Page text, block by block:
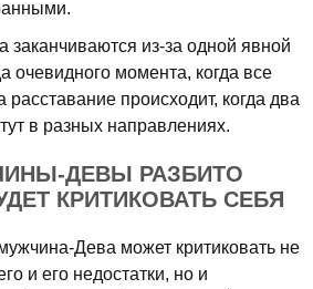
заканчиваются из-за одной явной
очевидного момента, когда все
происходит, когда два
в разных направлениях.
ДЕВЫ РАЗБИТО
КРИТИКОВАТЬ СЕБЯ
Дева может критиковать не
и его недостатки, но и